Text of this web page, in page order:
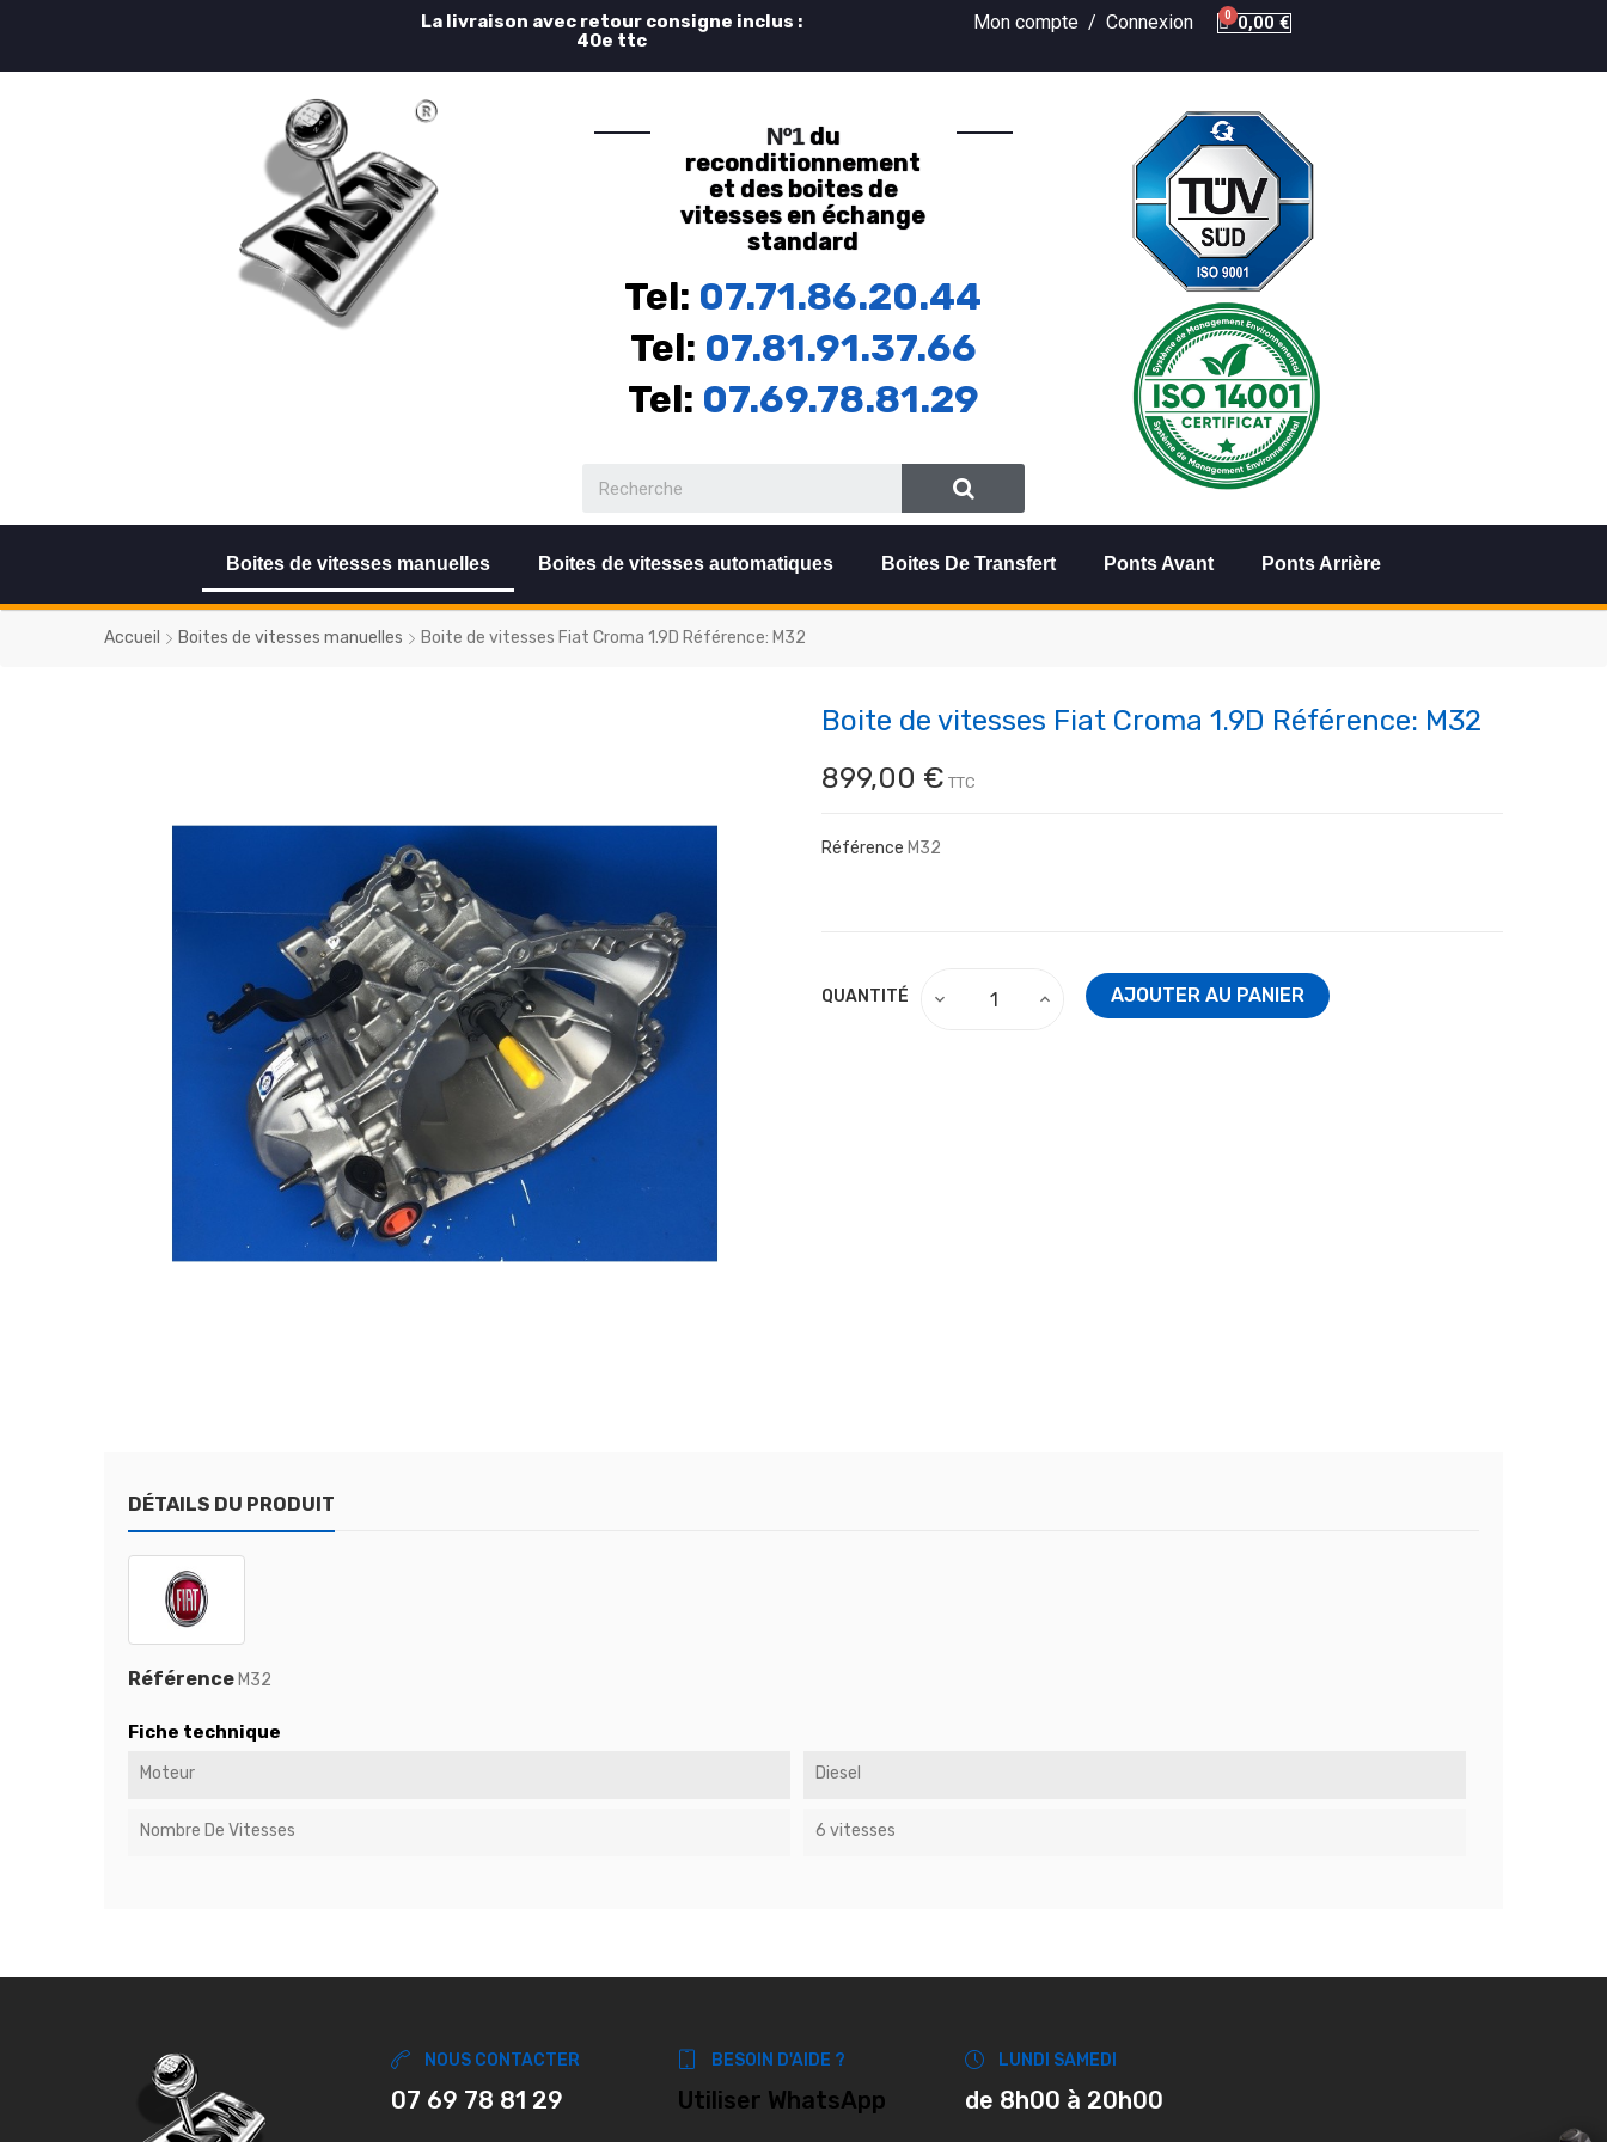
La livraison avec retour consigne inclus :
40e ttc
Mon compte / Connexion 0,00 €
Nº1du
reconditionnement
et des boites de
vitesses en échange
standard
Tel: 07.71.86.20.44
Tel: 07.81.91.37.66
Tel: 07.69.78.81.29
Boites de vitesses manuelles Boites de vitesses automatiques Boites De Transfert Ponts Avant Ponts Arrière
Accueil Boites de vitesses manuelles Boite de vitesses Fiat Croma 1.9D Référence: M32
Boite de vitesses Fiat Croma 1.9D Référence: M32
899,00 € TTC
Référence M32
QUANTITÉ AJOUTER AU PANIER
DÉTAILS DU PRODUIT
Référence M32
Fiche technique
Moteur Diesel
Nombre De Vitesses 6 vitesses
NOUS CONTACTER
07 69 78 81 29
BESOIN D'AIDE ?
Utiliser WhatsApp
LUNDI SAMEDI
de 8h00 à 20h00